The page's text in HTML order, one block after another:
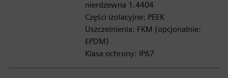
nierdzewna 1.4404
Części izolacyjne: PEEK
Uszczelnienia: FKM (opcjonalnie:
EPDM)
Klasa ochrony: IP67